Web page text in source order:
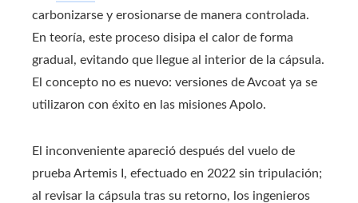
carbonizarse y erosionarse de manera controlada.
En teoría, este proceso disipa el calor de forma
gradual, evitando que llegue al interior de la cápsula.
El concepto no es nuevo: versiones de Avcoat ya se
utilizaron con éxito en las misiones Apolo.
El inconveniente apareció después del vuelo de
prueba Artemis I, efectuado en 2022 sin tripulación;
al revisar la cápsula tras su retorno, los ingenieros